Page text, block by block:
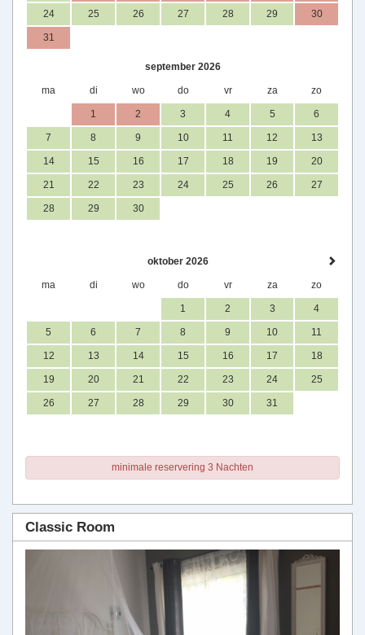
24 25 26 27 28 29 30
31
september 2026
ma di wo do vr za zo
1 2 3 4 5 6
7 8 9 10 11 12 13
14 15 16 17 18 19 20
21 22 23 24 25 26 27
28 29 30
oktober 2026
ma di wo do vr za zo
1 2 3 4
5 6 7 8 9 10 11
12 13 14 15 16 17 18
19 20 21 22 23 24 25
26 27 28 29 30 31
minimale reservering 3 Nachten
Classic Room
Next